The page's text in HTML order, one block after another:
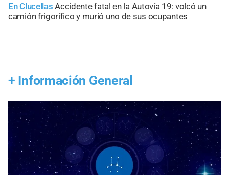
En Clucellas Accidente fatal en la Autovía 19: volcó un
camión frigorífico y murió uno de sus ocupantes
+ Información General